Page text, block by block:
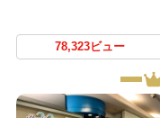
78,323ビュー